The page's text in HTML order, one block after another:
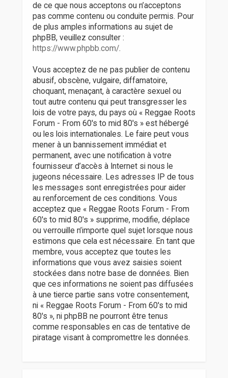
de ce que nous acceptons ou n’acceptons
pas comme contenu ou conduite permis. Pour
de plus amples informations au sujet de
phpBB, veuillez consulter :
https://www.phpbb.com/.
Vous acceptez de ne pas publier de contenu
abusif, obscène, vulgaire, diffamatoire,
choquant, menaçant, à caractère sexuel ou
tout autre contenu qui peut transgresser les
lois de votre pays, du pays où « Reggae Roots
Forum - From 60's to mid 80's » est hébergé
ou les lois internationales. Le faire peut vous
mener à un bannissement immédiat et
permanent, avec une notification à votre
fournisseur d’accès à Internet si nous le
jugeons nécessaire. Les adresses IP de tous
les messages sont enregistrées pour aider
au renforcement de ces conditions. Vous
acceptez que « Reggae Roots Forum - From
60's to mid 80's » supprime, modifie, déplace
ou verrouille n’importe quel sujet lorsque nous
estimons que cela est nécessaire. En tant que
membre, vous acceptez que toutes les
informations que vous avez saisies soient
stockées dans notre base de données. Bien
que ces informations ne soient pas diffusées
à une tierce partie sans votre consentement,
ni « Reggae Roots Forum - From 60's to mid
80's », ni phpBB ne pourront être tenus
comme responsables en cas de tentative de
piratage visant à compromettre les données.